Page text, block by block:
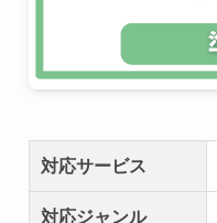
対応サービス
対応ジャンル